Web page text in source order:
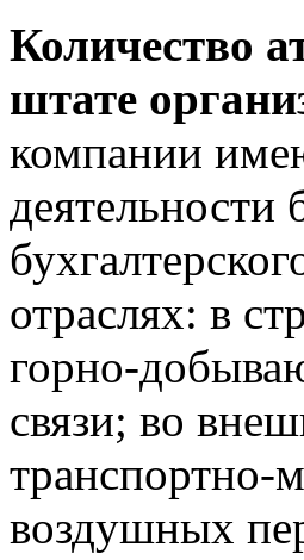
Количество
штате
компании
деятельности
отраслях: в
горно-
связи; во
транспортно-
воздушных